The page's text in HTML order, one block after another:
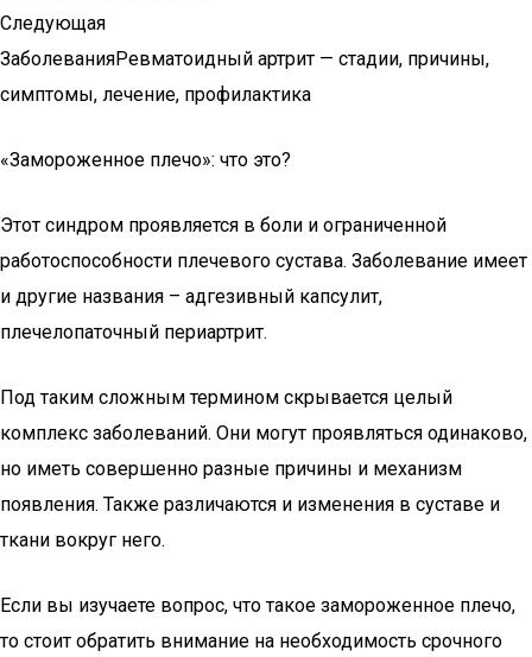
Следующая
ЗаболеванияРевматоидный артрит — стадии, причины,
симптомы, лечение, профилактика
«Замороженное плечо»: что это?
Этот синдром проявляется в боли и ограниченной
работоспособности плечевого сустава. Заболевание имеет
и другие названия – адгезивный капсулит,
плечелопаточный периартрит.
Под таким сложным термином скрывается целый
комплекс заболеваний. Они могут проявляться одинаково,
но иметь совершенно разные причины и механизм
появления. Также различаются и изменения в суставе и
ткани вокруг него.
Если вы изучаете вопрос, что такое замороженное плечо,
то стоит обратить внимание на необходимость срочного